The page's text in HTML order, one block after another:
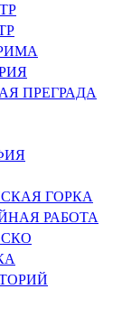
ПРЕГРАДА
ГОРКА
РАБОТА